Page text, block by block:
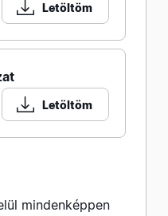
Letöltöm
Letöltöm
mindenképpen